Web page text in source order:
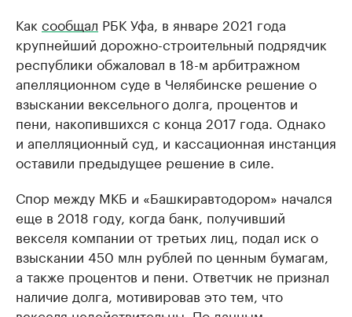
Как сообщал РБК Уфа, в январе 2021 года
крупнейший дорожно-строительный подрядчик
республики обжаловал в 18-м арбитражном
апелляционном суде в Челябинске решение о
взыскании вексельного долга, процентов и
пени, накопившихся с конца 2017 года. Однако
и апелляционный суд, и кассационная инстанция
оставили предыдущее решение в силе.
Спор между МКБ и «Башкиравтодором» начался
еще в 2018 году, когда банк, получивший
векселя компании от третьих лиц, подал иск о
взыскании 450 млн рублей по ценным бумагам,
а также процентов и пени. Ответчик не признал
наличие долга, мотивировав это тем, что